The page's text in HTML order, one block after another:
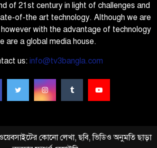
of 21st century in light of challenges and
of-the art technology. Although we are
with the advantage of technology
are a global media house.
us:info@tv3bangla.com
কোনো লেখা, ছবি, ভিডিও অনুমতি ছাড়া